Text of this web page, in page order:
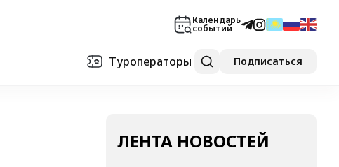
Календарь
событий
Туроператоры Подписаться
ЛЕНТА НОВОСТЕЙ